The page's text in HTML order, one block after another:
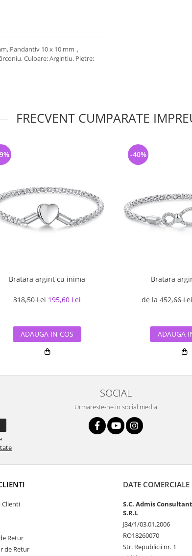
Pandantiv 10 x 10 mm，
Culoare: Argintiu. Pietre:
FRECVENT CUMPARATE
Bratara argint cu inima
318,50 Lei 195,60 Lei
ADAUGA IN COS
Bratara
de la452,66 Lei
-40%
ADAUGA
SOCIAL
Urmareste-ne in social media
Clienti
Retur
de Retur
DATE COMERCIALE
S.C. Admis
S.R.L
J34/1/03.01.2006
RO18260070
Str. Republicii nr. 1